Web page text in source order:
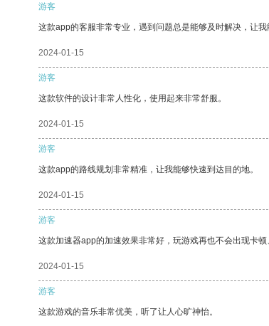
游客
这款app的客服非常专业，遇到问题总是能够及时解决，让我
2024-01-15
游客
这款软件的设计非常人性化，使用起来非常舒服。
2024-01-15
游客
这款app的路线规划非常精准，让我能够快速到达目的地。
2024-01-15
游客
这款加速器app的加速效果非常好，玩游戏再也不会出现卡
2024-01-15
游客
这款游戏的音乐非常优美，听了让人心旷神怡。